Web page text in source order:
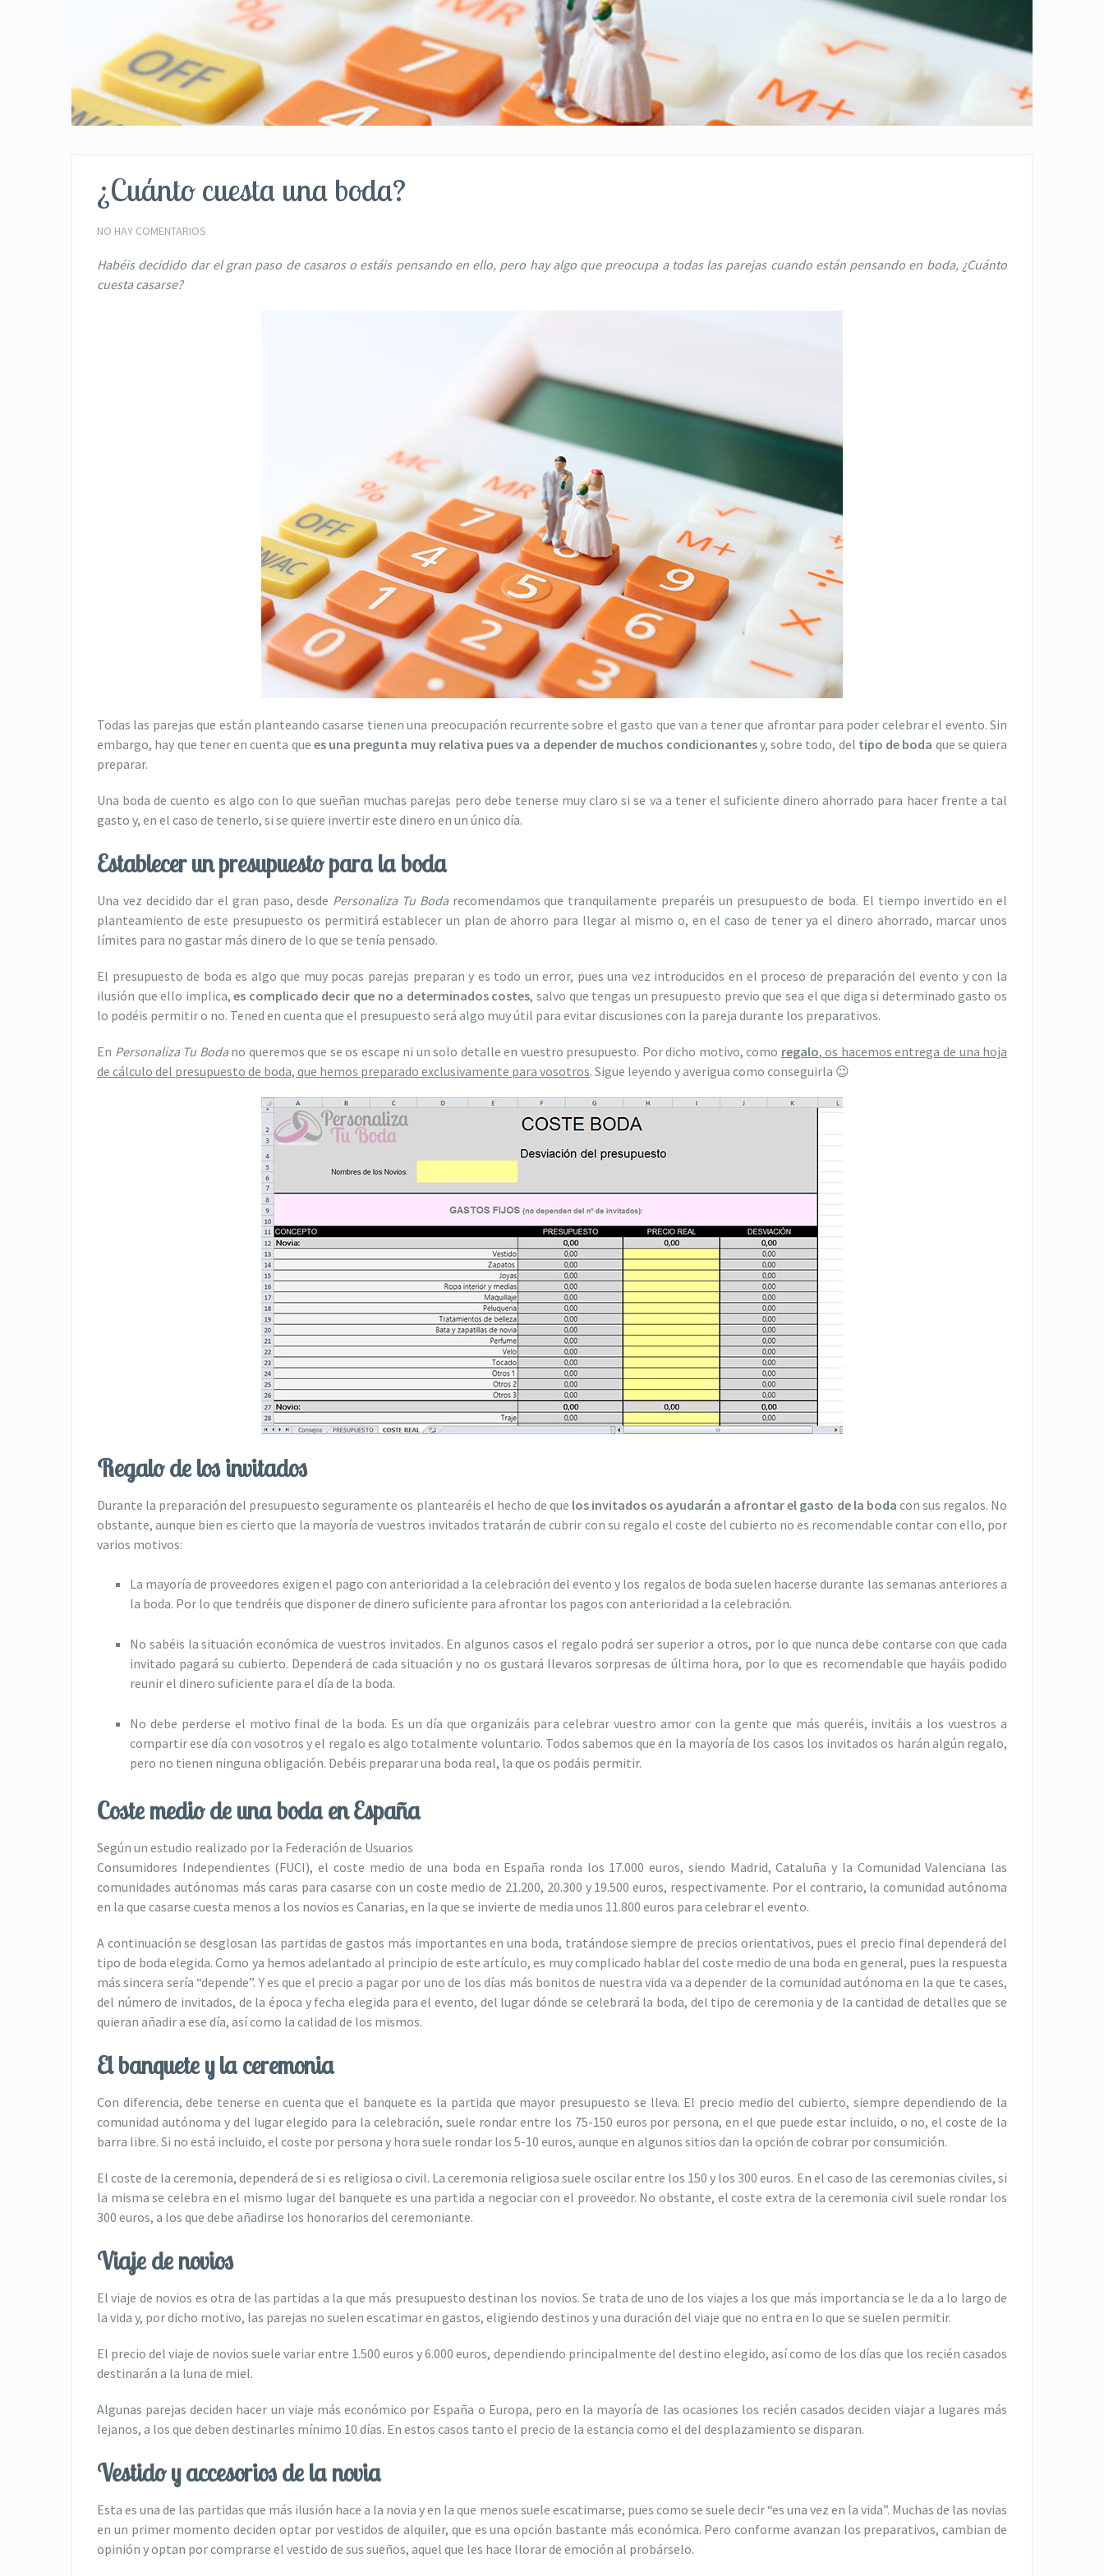
¿Cuánto cuesta una boda?
NO HAY COMENTARIOS
Habéis decidido dar el gran paso de casaros o estáis pensando en ello, pero hay algo que preocupa a todas las parejas cuando están pensando en boda, ¿Cuánto
cuesta casarse?
Todas las parejas que están planteando casarse tienen una preocupación recurrente sobre el gasto que van a tener que afrontar para poder celebrar el evento. Sin
embargo, hay que tener en cuenta que es una pregunta muy relativa pues va a depender de muchos condicionantesy, sobre todo, del tipo de boda que se quiera
preparar.
Una boda de cuento es algo con lo que sueñan muchas parejas pero debe tenerse muy claro si se va a tener el suficiente dinero ahorrado para hacer frente a tal
gasto y, en el caso de tenerlo, si se quiere invertir este dinero en un único día.
Establecer un presupuesto para la boda
Una vez decidido dar el gran paso, desde Personaliza Tu Bodarecomendamos que tranquilamente preparéis un presupuesto de boda. El tiempo invertido en el
planteamiento de este presupuesto os permitirá establecer un plan de ahorro para llegar al mismo o, en el caso de tener ya el dinero ahorrado, marcar unos
límites para no gastar más dinero de lo que se tenía pensado.
El presupuesto de boda es algo que muy pocas parejas preparan y es todo un error, pues una vez introducidos en el proceso de preparación del evento y con la
ilusión que ello implica,es complicado decir que no a determinados costes, salvo que tengas un presupuesto previo que sea el que diga si determinado gasto os
lo podéis permitir o no. Tened en cuenta que el presupuesto será algo muy útil para evitar discusiones con la pareja durante los preparativos.
En Personaliza Tu Bodano queremos que se os escape ni un solo detalle en vuestro presupuesto. Por dicho motivo, como regalo, os hacemos entrega de una hoja
de cálculo del presupuesto de boda, que hemos preparado exclusivamente para vosotros. Sigue leyendo y averigua como conseguirla 😉
Regalo de los invitados
Durante la preparación del presupuesto seguramente os plantearéis el hecho de que los invitados os ayudarán a afrontar el gasto de la boda con sus regalos. No
obstante, aunque bien es cierto que la mayoría de vuestros invitados tratarán de cubrir con su regalo el coste del cubierto no es recomendable contar con ello, por
varios motivos:
La mayoría de proveedores exigen el pago con anterioridad a la celebración del evento y los regalos de boda suelen hacerse durante las semanas anteriores a
la boda. Por lo que tendréis que disponer de dinero suficiente para afrontar los pagos con anterioridad a la celebración.
No sabéis la situación económica de vuestros invitados. En algunos casos el regalo podrá ser superior a otros, por lo que nunca debe contarse con que cada
invitado pagará su cubierto. Dependerá de cada situación y no os gustará llevaros sorpresas de última hora, por lo que es recomendable que hayáis podido
reunir el dinero suficiente para el día de la boda.
No debe perderse el motivo final de la boda. Es un día que organizáis para celebrar vuestro amor con la gente que más queréis, invitáis a los vuestros a
compartir ese día con vosotros y el regalo es algo totalmente voluntario. Todos sabemos que en la mayoría de los casos los invitados os harán algún regalo,
pero no tienen ninguna obligación. Debéis preparar una boda real, la que os podáis permitir.
Coste medio de una boda en España
Según un estudio realizado por la Federación de Usuarios
Consumidores Independientes (FUCI), el coste medio de una boda en España ronda los 17.000 euros, siendo Madrid, Cataluña y la Comunidad Valenciana las
comunidades autónomas más caras para casarse con un coste medio de 21.200, 20.300 y 19.500 euros, respectivamente. Por el contrario, la comunidad autónoma
en la que casarse cuesta menos a los novios es Canarias, en la que se invierte de media unos 11.800 euros para celebrar el evento.
A continuación se desglosan las partidas de gastos más importantes en una boda, tratándose siempre de precios orientativos, pues el precio final dependerá del
tipo de boda elegida. Como ya hemos adelantado al principio de este artículo, es muy complicado hablar del coste medio de una boda en general, pues la respuesta
más sincera sería “depende”. Y es que el precio a pagar por uno de los días más bonitos de nuestra vida va a depender de la comunidad autónoma en la que te cases,
del número de invitados, de la época y fecha elegida para el evento, del lugar dónde se celebrará la boda, del tipo de ceremonia y de la cantidad de detalles que se
quieran añadir a ese día, así como la calidad de los mismos.
El banquete y la ceremonia
Con diferencia, debe tenerse en cuenta que el banquete es la partida que mayor presupuesto se lleva. El precio medio del cubierto, siempre dependiendo de la
comunidad autónoma y del lugar elegido para la celebración, suele rondar entre los 75-150 euros por persona, en el que puede estar incluido, o no, el coste de la
barra libre. Si no está incluido, el coste por persona y hora suele rondar los 5-10 euros, aunque en algunos sitios dan la opción de cobrar por consumición.
El coste de la ceremonia, dependerá de si es religiosa o civil. La ceremonia religiosa suele oscilar entre los 150 y los 300 euros. En el caso de las ceremonias civiles, si
la misma se celebra en el mismo lugar del banquete es una partida a negociar con el proveedor. No obstante, el coste extra de la ceremonia civil suele rondar los
300 euros, a los que debe añadirse los honorarios del ceremoniante.
Viaje de novios
El viaje de novios es otra de las partidas a la que más presupuesto destinan los novios. Se trata de uno de los viajes a los que más importancia se le da a lo largo de
la vida y, por dicho motivo, las parejas no suelen escatimar en gastos, eligiendo destinos y una duración del viaje que no entra en lo que se suelen permitir.
El precio del viaje de novios suele variar entre 1.500 euros y 6.000 euros, dependiendo principalmente del destino elegido, así como de los días que los recién casados
destinarán a la luna de miel.
Algunas parejas deciden hacer un viaje más económico por España o Europa, pero en la mayoría de las ocasiones los recién casados deciden viajar a lugares más
lejanos, a los que deben destinarles mínimo 10 días. En estos casos tanto el precio de la estancia como el del desplazamiento se disparan.
Vestido y accesorios de la novia
Esta es una de las partidas que más ilusión hace a la novia y en la que menos suele escatimarse, pues como se suele decir “es una vez en la vida”. Muchas de las novias
en un primer momento deciden optar por vestidos de alquiler, que es una opción bastante más económica. Pero conforme avanzan los preparativos, cambian de
opinión y optan por comprarse el vestido de sus sueños, aquel que les hace llorar de emoción al probárselo.